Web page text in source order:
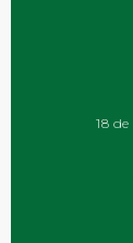
18